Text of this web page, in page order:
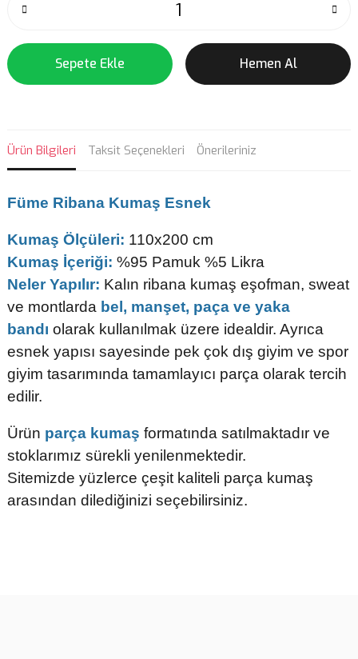
Sepete Ekle Hemen Al
Ürün Bilgileri Taksit Seçenekleri Önerileriniz
Füme Ribana Kumaş Esnek
Kumaş Ölçüleri: 110x200 cm
Kumaş İçeriği: %95 Pamuk %5 Likra
Neler Yapılır: Kalın ribana kumaş eşofman, sweat
ve montlarda bel, manşet, paça ve yaka
bandı olarak kullanılmak üzere idealdir. Ayrıca
esnek yapısı sayesinde pek çok dış giyim ve spor
giyim tasarımında tamamlayıcı parça olarak tercih
edilir.
Ürün parça kumaş formatında satılmaktadır ve
stoklarımız sürekli yenilenmektedir.
Sitemizde yüzlerce çeşit kaliteli parça kumaş
arasından dilediğinizi seçebilirsiniz.